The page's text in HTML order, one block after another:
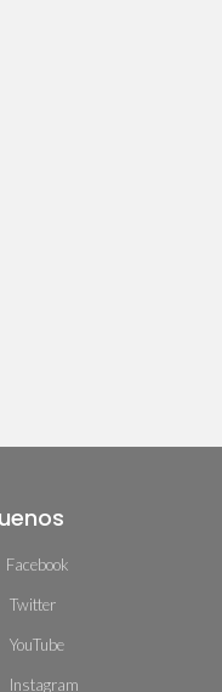
Facebook
Twitter
YouTube
Instagram